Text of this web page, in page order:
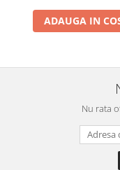
ADAUGA IN
Nu rata